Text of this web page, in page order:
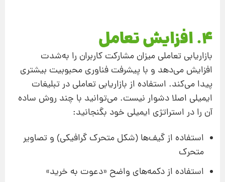
4. افزایش تعامل
بازاریابی تعاملی میزان مشارکت کاربران را به‌شدت
افزایش می‌دهد و با پیشرفت فناوری محبوبیت بیشتری
پیدا می‌کند. استفاده از بازاریابی تعاملی در تبلیغات
ایمیلی اصلا دشوار نیست. می‌توانید با چند روش ساده
آن را در استراتژی ایمیلی خود بگنجانید:
استفاده از گیف‌ها (شکل متحرک گرافیکی) و تصاویر
متحرک
استفاده از دکمه‌های واضح «دعوت به خرید»